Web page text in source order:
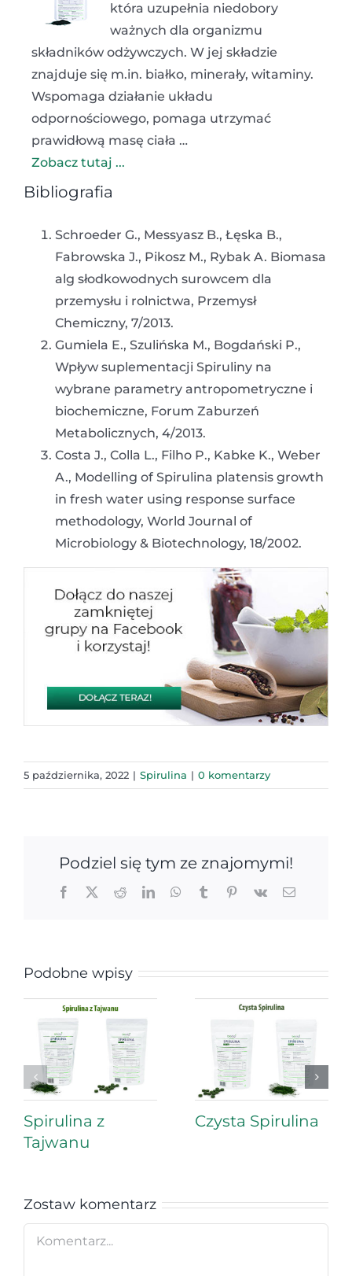
która uzupełnia niedobory
ważnych dla organizmu
składników odżywczych. W jej składzie
znajduje się m.in. białko, minerały, witaminy.
Wspomaga działanie układu
odpornościowego, pomaga utrzymać
prawidłową masę ciała …
Zobacz tutaj ...
Bibliografia
Schroeder G., Messyasz B., Łęska B.,
Fabrowska J., Pikosz M., Rybak A. Biomasa
alg słodkowodnych surowcem dla
przemysłu i rolnictwa, Przemysł
Chemiczny, 7/2013.
Gumiela E., Szulińska M., Bogdański P.,
Wpływ suplementacji Spiruliny na
wybrane parametry antropometryczne i
biochemiczne, Forum Zaburzeń
Metabolicznych, 4/2013.
Costa J., Colla L., Filho P., Kabke K., Weber
A., Modelling of Spirulina platensis growth
in fresh water using response surface
methodology, World Journal of
Microbiology & Biotechnology, 18/2002.
5 października, 2022 | Spirulina | 0 komentarzy
Podziel się tym ze znajomymi!
Facebook
X RedditLinkedInWhatsApp
TumblrPinterest
Vk Email
Podobne wpisy
Spirulina z
Tajwanu
Czysta Spirulina
Zostaw komentarz